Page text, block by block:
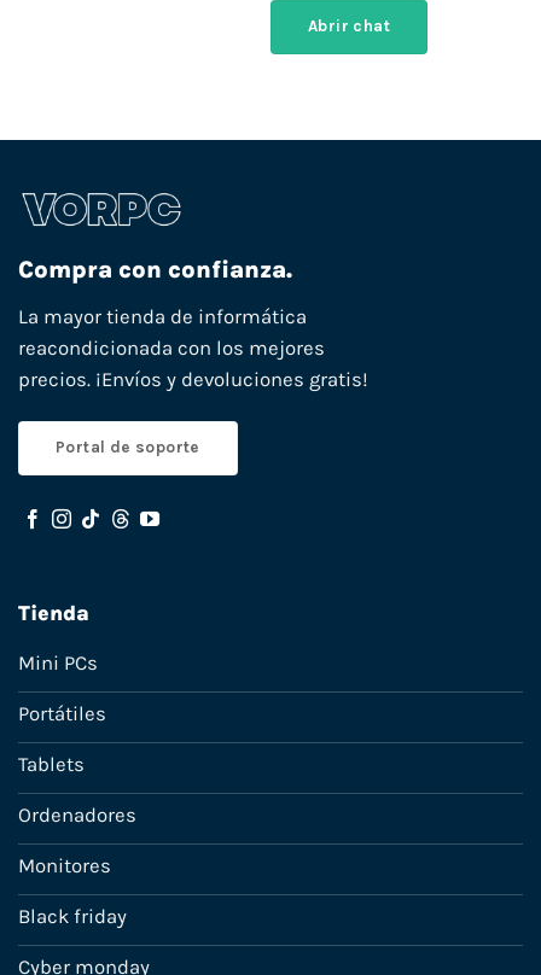
Abrir chat
Compra con confianza.
La mayor tienda de informática
reacondicionada con los mejores
precios. ¡Envíos y devoluciones gratis!
Portal de soporte
Tienda
Mini PCs
Portátiles
Tablets
Ordenadores
Monitores
Black friday
Cyber monday